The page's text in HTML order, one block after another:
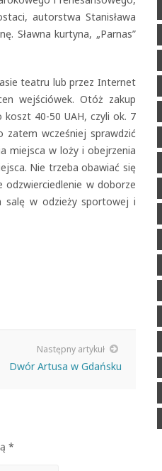
autorstwa Stanisława
Sławna kurtyna, „Parnas”
teatru lub przez Internet
wejściówek. Otóż zakup
40-50 UAH, czyli ok. 7
zatem wcześniej sprawdzić
miejsca w loży i obejrzenia
Nie trzeba obawiać się
w doborze
salę w odzieży sportowej i
Następny artykuł
Dwór Artusa w Gdańsku
*